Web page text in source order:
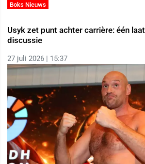
Boks Nieuws
Usyk zet punt achter carrière: één
discussie
27 juli 2026 | 15:37